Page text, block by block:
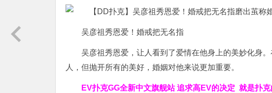
吴彦祖秀恩爱！婚戒把无名指
吴彦祖秀恩爱，让人看到了爱情在他身上的美妙化身
人，但抛开所有的美好，婚姻对他来说更加重要。
EV扑克GG全新中文旗舰站追求高EV的决定 就是扑